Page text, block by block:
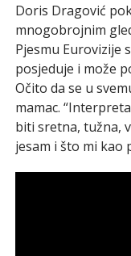
Doris Dragović
mnogobrojnim
Pjesmu Eurovizije
posjeduje i može
Očito da se u
mamac.
biti sretna, tužna,
jesam i što mi kao